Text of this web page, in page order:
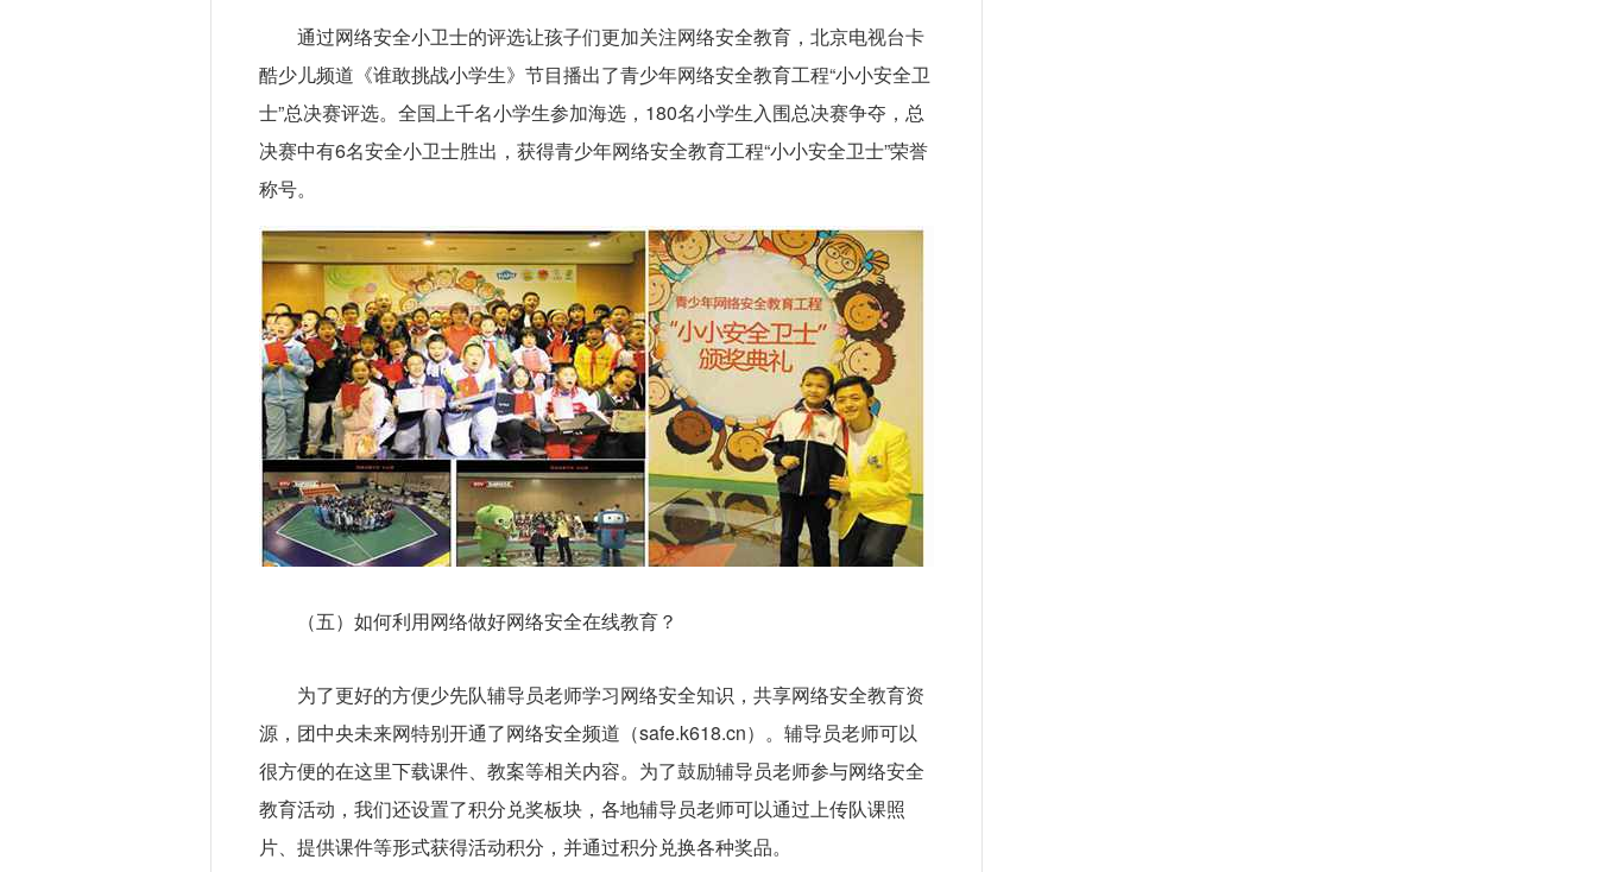
通过网络安全小卫士的评选让孩子们更加关注网络安全教育，北京电视台卡
酷少儿频道《谁敢挑战小学生》节目播出了青少年网络安全教育工程“小小安全卫
士”总决赛评选。全国上千名小学生参加海选，180名小学生入围总决赛争夺，总
决赛中有6名安全小卫士胜出，获得青少年网络安全教育工程“小小安全卫士”荣誉
称号。
（五）如何利用网络做好网络安全在线教育？
为了更好的方便少先队辅导员老师学习网络安全知识，共享网络安全教育资
源，团中央未来网特别开通了网络安全频道（safe.k618.cn）。辅导员老师可以
很方便的在这里下载课件、教案等相关内容。为了鼓励辅导员老师参与网络安全
教育活动，我们还设置了积分兑奖板块，各地辅导员老师可以通过上传队课照
片、提供课件等形式获得活动积分，并通过积分兑换各种奖品。